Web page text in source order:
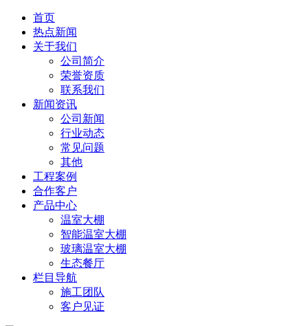
首页
热点新闻
关于我们
公司简介
荣誉资质
联系我们
新闻资讯
公司新闻
行业动态
常见问题
其他
工程案例
合作客户
产品中心
温室大棚
智能温室大棚
玻璃温室大棚
生态餐厅
栏目导航
施工团队
客户见证